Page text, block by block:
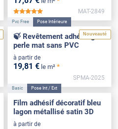
MAT-2849
Nouveauté
Pvc Free Pose Intérieure
🍃 Revêtement adhésif gris
perle mat sans PVC
à partir de
19,81 € le m² *
SPMA-2025
Basic Pose Int / Ext
Film adhésif décoratif bleu
lagon métallisé satin 3D
à partir de